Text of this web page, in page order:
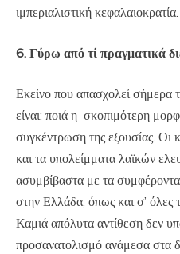
ιμπεριαλιστική κεφαλαιοκρατία.
6. Γύρω από τί πραγματικά
Εκείνο που απασχολεί σήμερα
είναι: ποιά η σκοπιμότερη
συγκέντρωση της εξουσίας. Οι
και τα υπολείμματα λαϊκών
ασυμβίβαστα με τα συμφέροντα
στην Ελλάδα, όπως και σ’ όλες
Καμιά απόλυτα αντίθεση δεν
προσανατολισμό ανάμεσα στα